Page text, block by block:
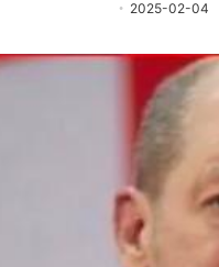
2025-02-04